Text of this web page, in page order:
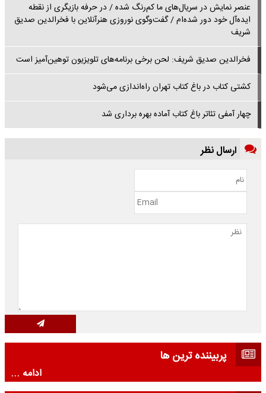
عنصر نمایش در سریال‌های ما کم‌رنگ شده / در حرفه بازیگری از نقطه
ایده‌آل خود دور شده‌ام / گفت‌وگوی نوروزی هنرآنلاین با فخرالدین صدیق
شریف
فخرالدین صدیق شریف: لحن برخی برنامه‌های تلویزیون توهین‌آمیز است
کشتی کتاب در باغ کتاب تهران راه‌اندازی می‌شود
چهار آمفی تئاتر باغ کتاب آماده بهره برداری شد
ارسال نظر
پربیننده ترین ها
ادامه ...